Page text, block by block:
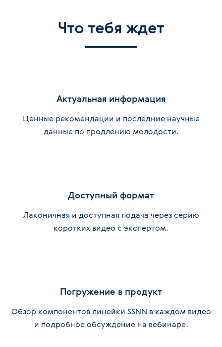
Что тебя ждет
Актуальная информация
Ценные рекомендации и последние научные
данные по продлению молодости.
Доступный формат
Лаконичная и доступная подача через серию
коротких видео с экспертом.
Погружение в продукт
Обзор компонентов линейки SSNN в каждом видео
и подробное обсуждение на вебинаре.